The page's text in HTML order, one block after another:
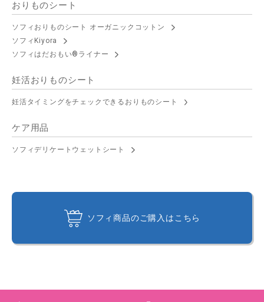
おりものシート
ソフィおりものシート オーガニックコットン
ソフィKiyora
ソフィはだおもい®ライナー
妊活おりものシート
妊活タイミングをチェックできるおりものシート
ケア用品
ソフィデリケートウェットシート
ソフィ商品のご購入はこちら